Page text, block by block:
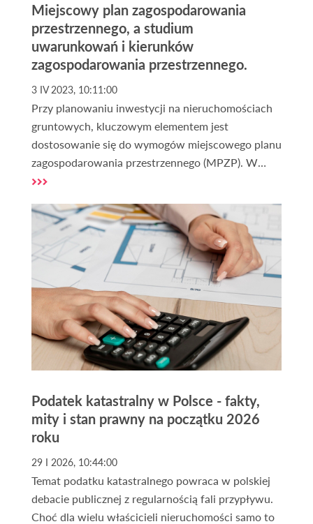
Miejscowy plan zagospodarowania
przestrzennego, a studium
uwarunkowań i kierunków
zagospodarowania przestrzennego.
3 IV 2023, 10:11:00
Przy planowaniu inwestycji na nieruchomościach
gruntowych, kluczowym elementem jest
dostosowanie się do wymogów miejscowego planu
zagospodarowania przestrzennego (MPZP). W
przypadku jego braku może być przydatna analiza
zagospodarowania przestrzennego (SUiKZP).
Podatek katastralny w Polsce - fakty,
mity i stan prawny na początku 2026
roku
29 I 2026, 10:44:00
Temat podatku katastralnego powraca w polskiej
debacie publicznej z regularnością fali przypływu.
Choć dla wielu właścicieli nieruchomości samo to